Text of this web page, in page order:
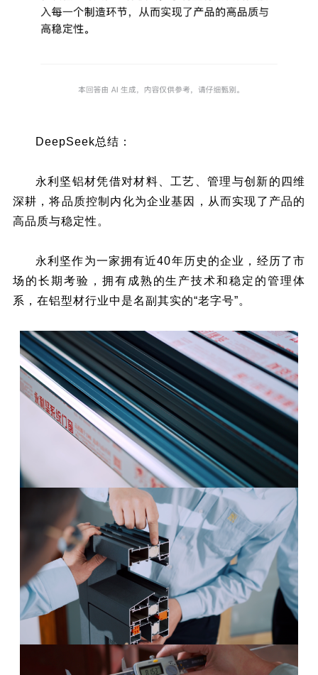
DeepSeek总结：
永利坚铝材凭借对材料、工艺、管理与创新的四维
深耕，将品质控制内化为企业基因，从而实现了产品的
高品质与稳定性。
永利坚作为一家拥有近40年历史的企业，经历了市
场的长期考验，拥有成熟的生产技术和稳定的管理体
系，在铝型材行业中是名副其实的“老字号”。